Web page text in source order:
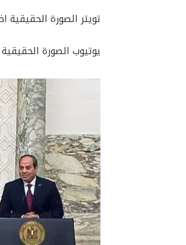
تويتر الصورة الحقيقية
يوتيوب الصورة